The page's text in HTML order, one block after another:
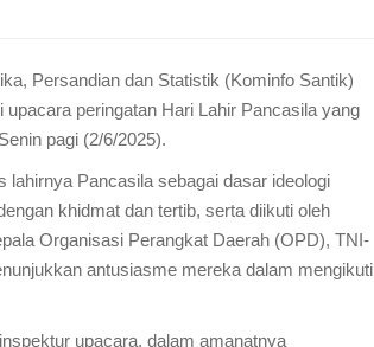
Persandian dan Statistik (Kominfo Santik)
peringatan Hari Lahir Pancasila yang
pagi (2/6/2025).
lahirnya Pancasila sebagai dasar ideologi
khidmat dan tertib, serta diikuti oleh
Organisasi Perangkat Daerah (OPD), TNI-
antusiasme mereka dalam mengikuti
upacara, dalam amanatnya